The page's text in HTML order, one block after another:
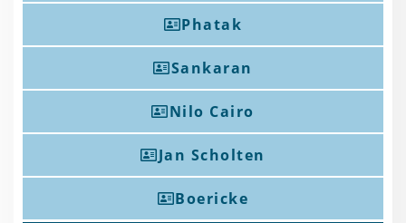
Phatak
Sankaran
Nilo Cairo
Jan Scholten
Boericke